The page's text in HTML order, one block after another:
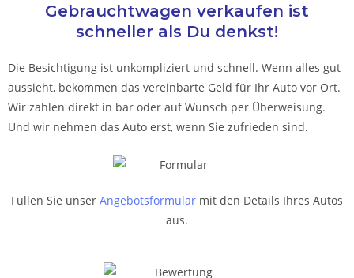
Gebrauchtwagen verkaufen ist
schneller als Du denkst!
Die Besichtigung ist unkompliziert und schnell. Wenn alles gut
aussieht, bekommen das vereinbarte Geld für Ihr Auto vor Ort.
Wir zahlen direkt in bar oder auf Wunsch per Überweisung.
Und wir nehmen das Auto erst, wenn Sie zufrieden sind.
Füllen Sie unser Angebotsformular mit den Details Ihres Autos
aus.